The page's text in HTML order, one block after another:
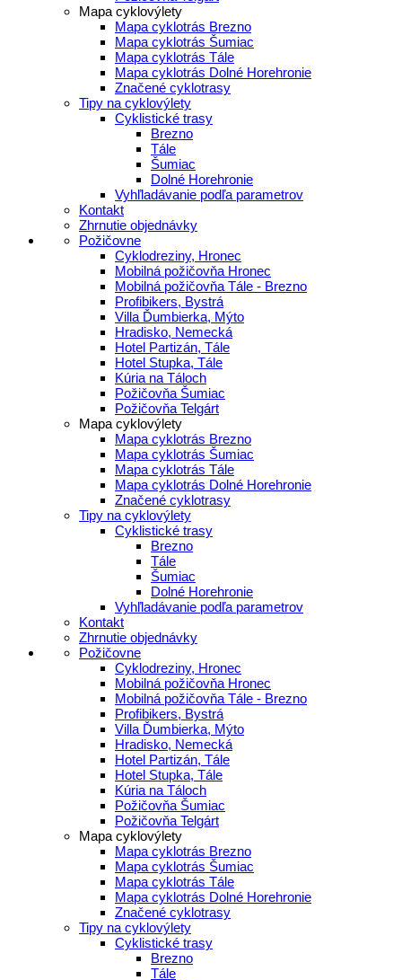
Mapa cyklovýlety
Mapa cyklotrás Brezno
Mapa cyklotrás Šumiac
Mapa cyklotrás Tále
Mapa cyklotrás Dolné Horehronie
Značené cyklotrasy
Tipy na cyklovýlety
Cyklistické trasy
Brezno
Tále
Šumiac
Dolné Horehronie
Vyhľladávanie podľa parametrov
Kontakt
Zhrnutie objednávky
Požičovne
Cyklodreziny, Hronec
Mobilná požičovňa Hronec
Mobilná požičovňa Tále - Brezno
Profibikers, Bystrá
Villa Ďumbierka, Mýto
Hradisko, Nemecká
Hotel Partizán, Tále
Hotel Stupka, Tále
Kúria na Táloch
Požičovňa Šumiac
Požičovňa Telgárt
Mapa cyklovýlety
Mapa cyklotrás Brezno
Mapa cyklotrás Šumiac
Mapa cyklotrás Tále
Mapa cyklotrás Dolné Horehronie
Značené cyklotrasy
Tipy na cyklovýlety
Cyklistické trasy
Brezno
Tále
Šumiac
Dolné Horehronie
Vyhľladávanie podľa parametrov
Kontakt
Zhrnutie objednávky
Požičovne
Cyklodreziny, Hronec
Mobilná požičovňa Hronec
Mobilná požičovňa Tále - Brezno
Profibikers, Bystrá
Villa Ďumbierka, Mýto
Hradisko, Nemecká
Hotel Partizán, Tále
Hotel Stupka, Tále
Kúria na Táloch
Požičovňa Šumiac
Požičovňa Telgárt
Mapa cyklovýlety
Mapa cyklotrás Brezno
Mapa cyklotrás Šumiac
Mapa cyklotrás Tále
Mapa cyklotrás Dolné Horehronie
Značené cyklotrasy
Tipy na cyklovýlety
Cyklistické trasy
Brezno
Tále